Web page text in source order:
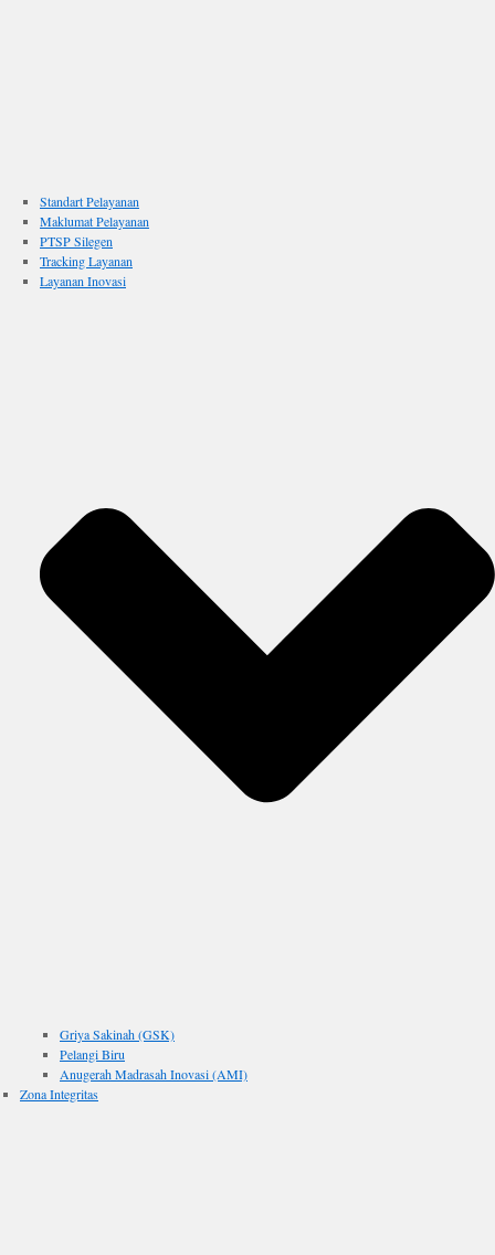
Standart Pelayanan
Maklumat Pelayanan
PTSP Silegen
Tracking Layanan
Layanan Inovasi
Griya Sakinah (GSK)
Pelangi Biru
Anugerah Madrasah Inovasi (AMI)
Zona Integritas